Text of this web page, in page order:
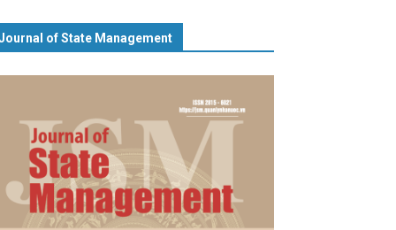
of State Management